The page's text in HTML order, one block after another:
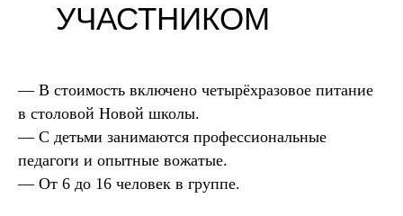
УЧАСТНИКОМ
— В стоимость включено четырёхразовое питание
в столовой Новой школы.
— С детьми занимаются профессиональные
педагоги и опытные вожатые.
— От 6 до 16 человек в группе.